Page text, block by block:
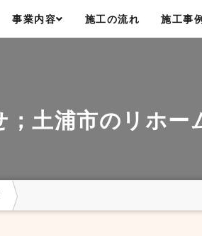
事業内容 施工の流れ 施工事
土浦市のリホー